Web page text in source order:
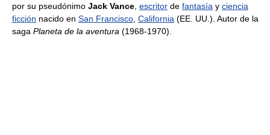
por su pseudónimo Jack Vance escritor de fantasía y ciencia
ficción nacido en San Francisco California (EE. UU.). Autor de la
saga Planeta de la aventura (1968-1970).